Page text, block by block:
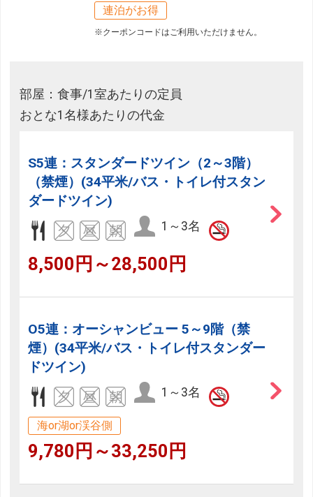
連泊がお得
※クーポンコードはご利用いただけません。
部屋：食事/1室あたりの定員
おとな1名様あたりの代金
S5連：スタンダードツイン（2～3階）
（禁煙）(34平米/バス・トイレ付スタン
ダードツイン)
1～3名
8,500円～28,500円
O5連：オーシャンビュー 5～9階（禁
煙）(34平米/バス・トイレ付スタンダー
ドツイン)
1～3名
海or湖or渓谷側
9,780円～33,250円